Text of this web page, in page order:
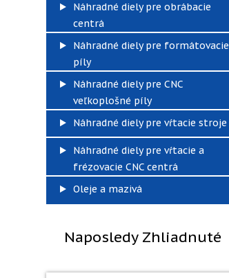
Náhradné diely pre obrábacie
centrá
Náhradné diely pre formátovacie
píly
Náhradné diely pre CNC
veľkoplošné píly
Náhradné diely pre vŕtacie stroje
Náhradné diely pre vŕtacie a
frézovacie CNC centrá
Oleje a mazivá
Naposledy Zhliadnuté